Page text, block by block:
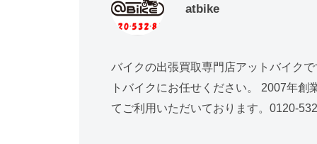
atbike
バイクの出張買取専門店アットバイク
トバイクにお任せください。 2007年
てご利用いただいております。0120-